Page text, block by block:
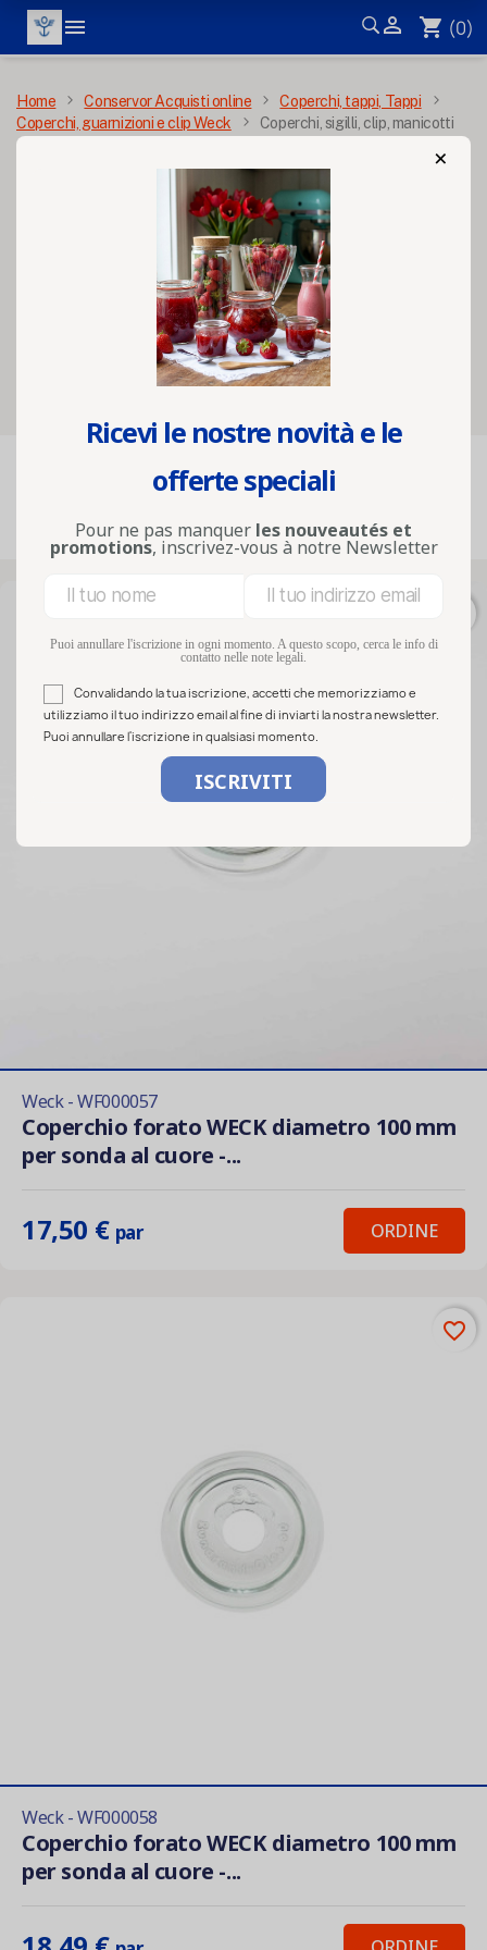
  shopping_cart (0)
MENÙ
Home Conservor Acquisti online
Coperchi, tappi, Tappi
Coperchi, guarnizioni e clip Weck
Coperchi, sigilli, clip, manicotti
Coperchi, sigilli, clip,
manicotti
Rilevanza
Visualizzati 1-30 su 30 articoli
Weck - WF000057
Coperchio forato WECK diametro 100 mm
per sonda al cuore -...
17,50 € par ORDINE
Weck - WF000058
Coperchio forato WECK diametro 100 mm
per sonda al cuore -...
favorite_border
×
Ricevi le nostre novità e le
offerte speciali
Pour ne pas manquer les nouveautés et
promotions, inscrivez-vous à notre Newsletter
Puoi annullare l'iscrizione in ogni momento. A questo scopo, cerca le info di
contatto nelle note legali.
Convalidando la tua iscrizione, accetti che memorizziamo e
utilizziamo il tuo indirizzo email al fine di inviarti la nostra newsletter.
Puoi annullare l'iscrizione in qualsiasi momento.